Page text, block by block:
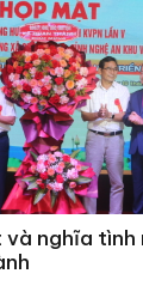
nghĩa tình